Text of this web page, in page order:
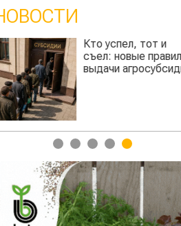
Кто успел, тот и
съел: новые правила
выдачи агросубсидий
1 2 3 4 5